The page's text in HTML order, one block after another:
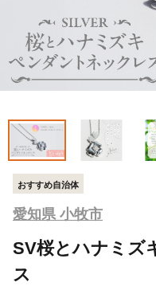
おすすめ自治体
愛知県 小牧市
SV桜とハナミズ
ス